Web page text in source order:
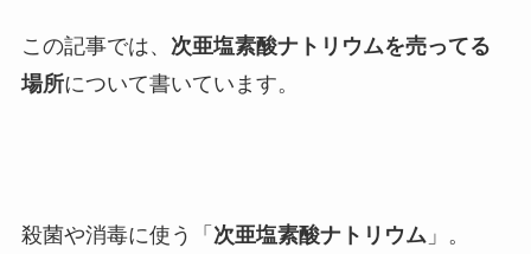
この記事では、 次亜塩素酸ナトリウムを売ってる
場所について書いています。
殺菌や消毒に使う「 次亜塩素酸ナトリウム」。